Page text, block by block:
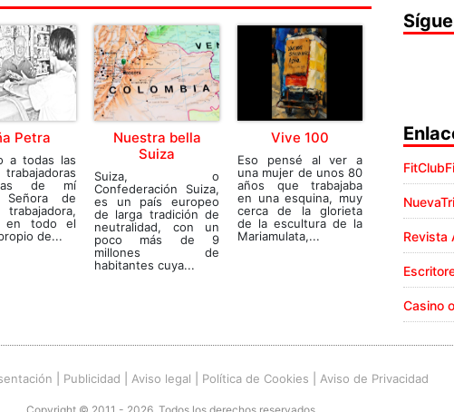
Petra
a todas las
de mí
Señora de
en todo el
de...
Nuestra bella
Suiza
Suiza, o
Confederación Suiza,
es un país europeo
de larga tradición de
neutralidad, con un
poco más de 9
millones de
habitantes cuya...
Vive 100
Eso pensé al ver a
una mujer de unos 80
años que trabajaba
en una esquina, muy
cerca de la glorieta
de la escultura de la
Mariamulata,...
Revista
Casino
Publicidad Aviso legal Política de Cookies Aviso de Privacidad